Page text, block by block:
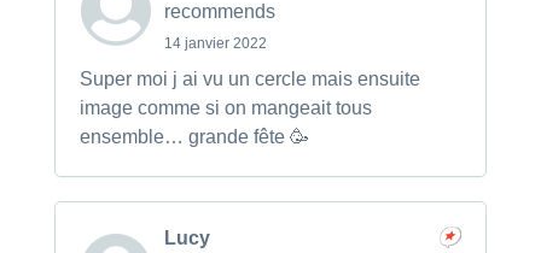
recommends
14 janvier 2022
Super moi j ai vu un cercle mais ensuite
image comme si on mangeait tous
ensemble… grande fête 🥳
Lucy